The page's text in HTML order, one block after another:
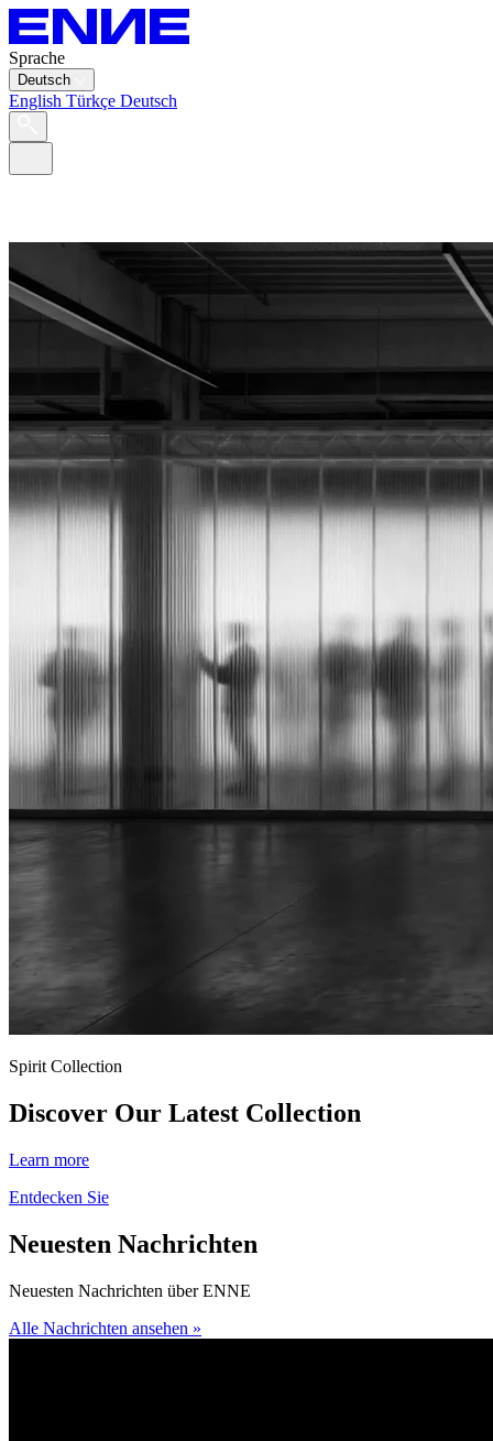
Sprache
Deutsch
English Türkçe Deutsch
Spirit Collection
Discover Our Latest Collection
Learn more
Entdecken Sie
Neuesten Nachrichten
Neuesten Nachrichten über ENNE
Alle Nachrichten ansehen »